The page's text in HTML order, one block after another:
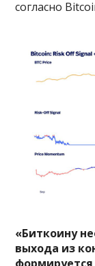
согласно
«Биткоину
выхода из